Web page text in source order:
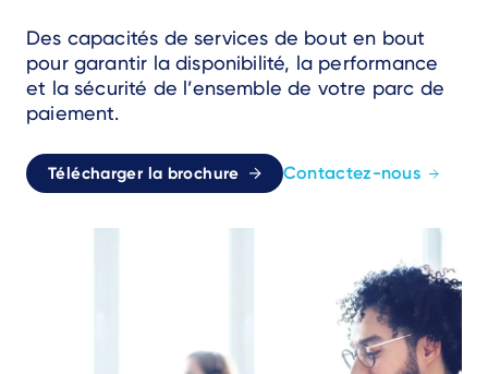
Des capacités de services de bout en bout
pour garantir la disponibilité, la performance
et la sécurité de l’ensemble de votre parc de
paiement.
Télécharger la brochure Contactez-nous